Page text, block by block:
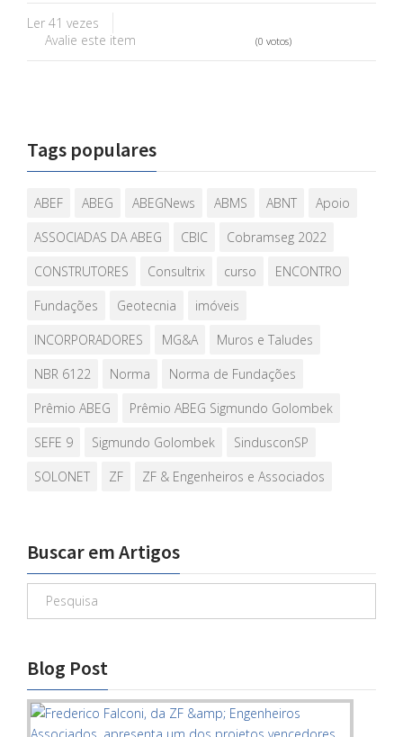
Ler 41 vezes
Avalie este item
(0 votos)
Tags populares
ABEF ABEG ABEGNews ABMS ABNT
Apoio
ASSOCIADAS DA ABEG
CBIC
Cobramseg 2022
CONSTRUTORES
Consultrix curso
ENCONTRO
Fundações
Geotecnia
imóveis
INCORPORADORES
MG&A
Muros e Taludes
NBR 6122
Norma
Norma de Fundações
Prêmio ABEG
Prêmio ABEG Sigmundo Golombek
SEFE 9
Sigmundo Golombek
SindusconSP
SOLONET
ZF ZF & Engenheiros e Associados
Buscar em Artigos
Blog Post